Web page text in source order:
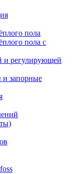
пола
пола с
и регулирующей
и запорные